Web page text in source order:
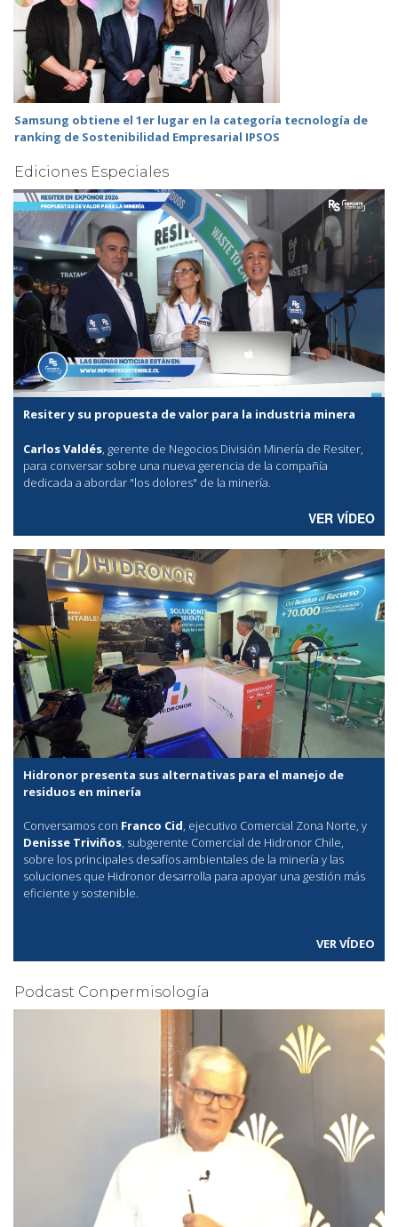
Samsung obtiene el 1er lugar en la categoría tecnología de
ranking de Sostenibilidad Empresarial IPSOS
Ediciones Especiales
Resiter y su propuesta de valor para la industria minera
Carlos Valdés, gerente de Negocios División Minería de Resiter,
para conversar sobre una nueva gerencia de la compañía
dedicada a abordar "los dolores" de la minería.
VER VÍDEO
Hidronor presenta sus alternativas para el manejo de
residuos en minería
Conversamos con Franco Cid, ejecutivo Comercial Zona Norte, y
Denisse Triviños, subgerente Comercial de Hidronor Chile,
sobre los principales desafíos ambientales de la minería y las
soluciones que Hidronor desarrolla para apoyar una gestión más
eficiente y sostenible.
VER VÍDEO
Podcast Conpermisología